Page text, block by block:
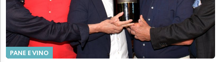
PANE E VINO